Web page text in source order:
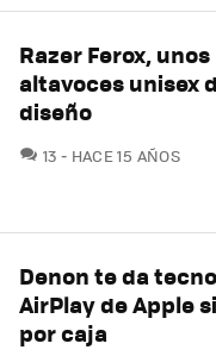
Razer Ferox, unos
altavoces unisex
diseño
13 COMENTARIOS
HACE 15 AÑOS
Denon te da
AirPlay de Apple
por caja